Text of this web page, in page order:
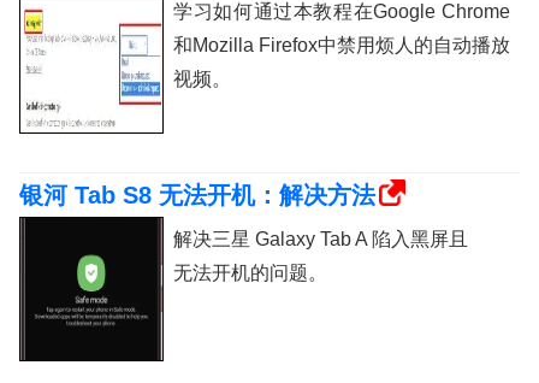
学习如何通过本教程在Google Chrome
和Mozilla Firefox中禁用烦人的自动播放
视频。
银河 Tab S8 无法开机：解决方法
解决三星 Galaxy Tab A 陷入黑屏且
无法开机的问题。